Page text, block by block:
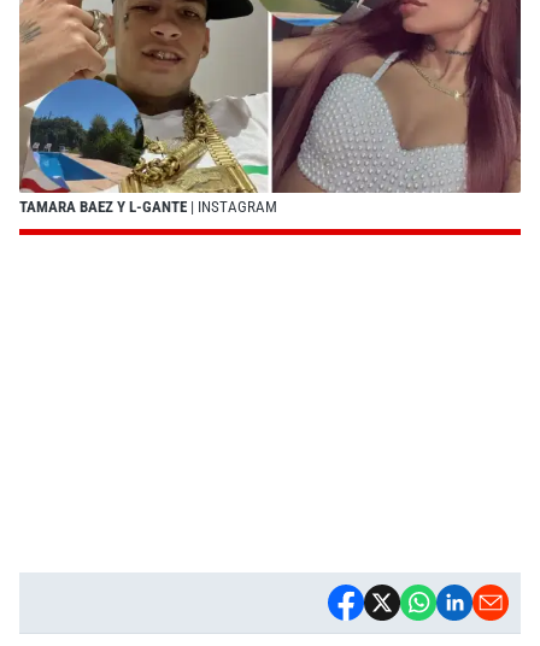
TAMARA BAEZ Y L-GANTE | INSTAGRAM